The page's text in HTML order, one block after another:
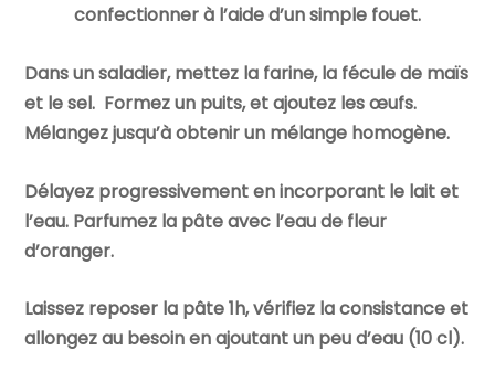
confectionner à l’aide d’un simple fouet.
Dans un saladier, mettez la farine, la fécule de maïs
et le sel. Formez un puits, et ajoutez les œufs.
Mélangez jusqu’à obtenir un mélange homogène.
Délayez progressivement en incorporant le lait et
l’eau. Parfumez la pâte avec l’eau de fleur
d’oranger.
Laissez reposer la pâte 1h, vérifiez la consistance et
allongez au besoin en ajoutant un peu d’eau (10 cl).